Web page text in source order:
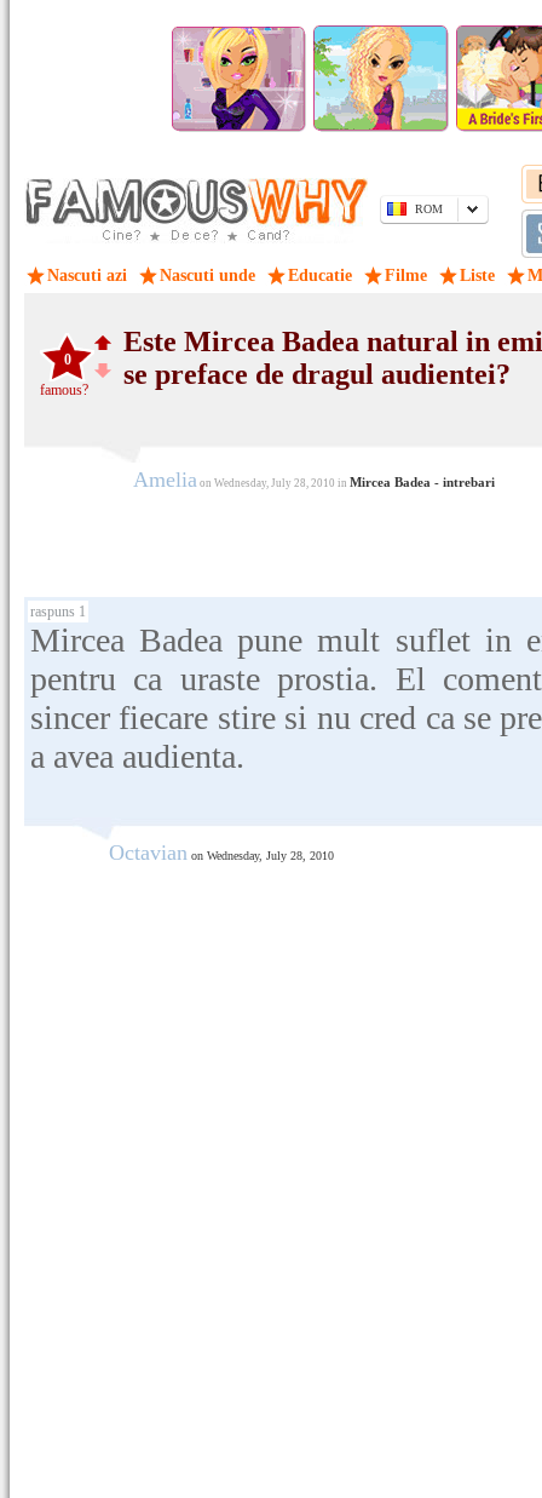
ROM
Nascuti azi Nascuti unde Educatie Filme Liste
0
famous?
Este Mircea Badea natural in
se preface de dragul audientei?
Amelia on Wednesday, July 28, 2010 in Mircea Badea - intrebari
raspuns 1
Mircea Badea pune mult suflet in
pentru ca uraste prostia. El
sincer fiecare stire si nu cred ca se
a avea audienta.
Octavian on Wednesday, July 28, 2010